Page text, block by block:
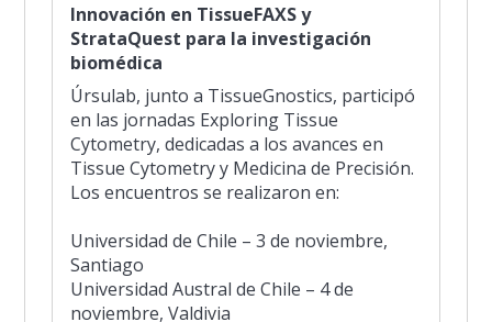
Innovación en TissueFAXS y
StrataQuest para la investigación
biomédica
Úrsulab, junto a TissueGnostics, participó
en las jornadas Exploring Tissue
Cytometry, dedicadas a los avances en
Tissue Cytometry y Medicina de Precisión.
Los encuentros se realizaron en:
Universidad de Chile – 3 de noviembre,
Santiago
Universidad Austral de Chile – 4 de
noviembre, Valdivia